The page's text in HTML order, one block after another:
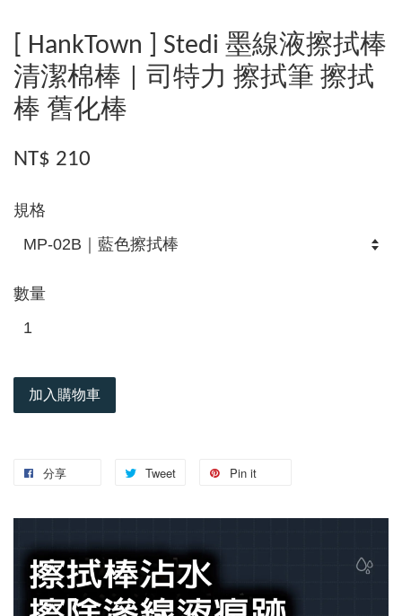
[ HankTown ] Stedi 墨線液擦拭棒
清潔棉棒 | 司特力 擦拭筆 擦拭
棒 舊化棒
NT$ 210
規格
數量
加入購物車
分享 Tweet Pin it